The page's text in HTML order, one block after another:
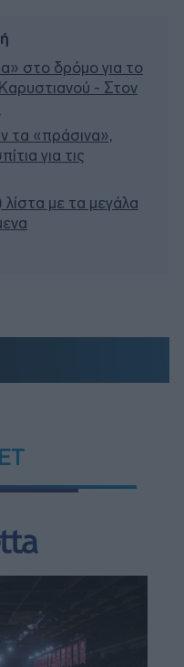
στο δρόμο για το
- Στον
τα «πράσινα»,
για τις
λίστα με τα μεγάλα